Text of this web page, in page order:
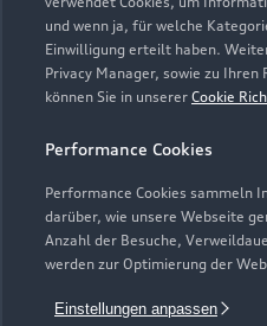
und wenn ja, für welche
Einwilligung erteilt haben.
Privacy Manager, sowie zu
können Sie in unserer Cookie
Performance Cookies
Performance Cookies sammeln
darüber, wie unsere Webseite
Anzahl der Besuche,
werden zur Optimierung der
Einstellungen anpassen
Geschlossen, öffnet
09:00
Geschlossen,öffnet
07:00
Teile &
Geschlossen
,öffnet
08:00